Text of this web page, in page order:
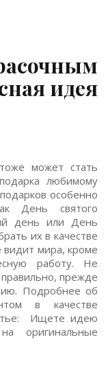
идея
может стать
любимому
особенно
День святого
день или День
их в качестве
видит мира, кроме
работу. Не
прежде
Подробнее об
в качестве
Ищете идею
оригинальные